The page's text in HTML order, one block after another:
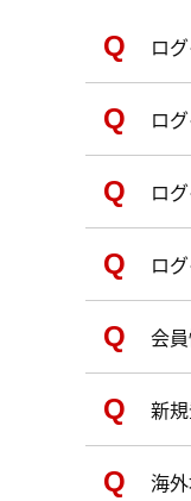
ロ
ロ
ロ
ロ
会
新
海